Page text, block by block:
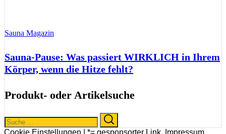
Sauna Magazin
Sauna-Pause: Was passiert WIRKLICH in Ihrem
Körper, wenn die Hitze fehlt?
Produkt- oder Artikelsuche
Search
for:
Cookie Einstellungen | *= gesponsorter Link, Impressum,